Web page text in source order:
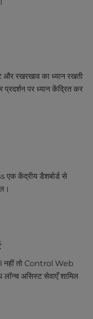
और रखरखाव का ध्यान रखती
पर ध्यान केंद्रित कर
केंद्रीय डैशबोर्ड से
नहीं तो Control Web
असिस्ट सेवाएँ शामिल